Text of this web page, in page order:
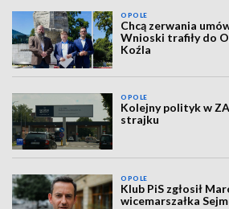
OPOLE
Chcą zerwania
Wnioski trafiły do
Koźla
OPOLE
Kolejny polityk w
strajku
OPOLE
Klub PiS zgłosił
wicemarszałka